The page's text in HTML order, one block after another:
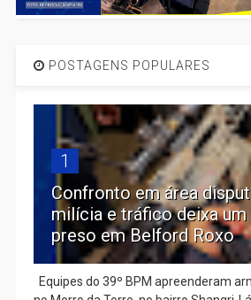
POSTAGENS POPULARES
1
Confronto em área
milícia e tráfico deixa
preso em Belford Roxo
Equipes do 39º BPM apreenderam